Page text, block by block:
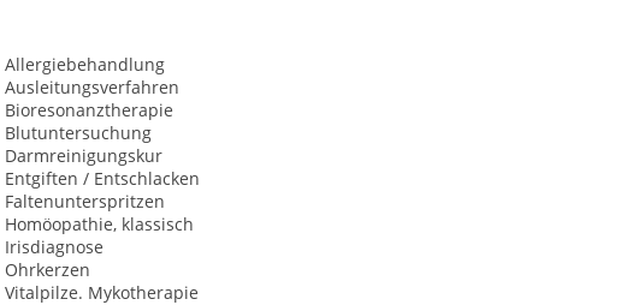
Allergiebehandlung
Ausleitungsverfahren
Bioresonanztherapie
Blutuntersuchung
Darmreinigungskur
Entgiften / Entschlacken
Faltenunterspritzen
Homöopathie, klassisch
Irisdiagnose
Ohrkerzen
Vitalpilze. Mykotherapie